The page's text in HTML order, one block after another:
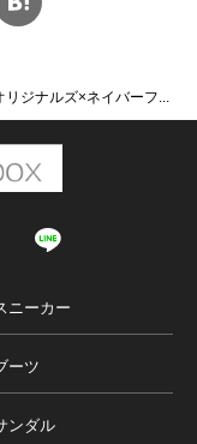
ジナルズ×ネイバーフ...
ニーカー
ーツ
ンダル